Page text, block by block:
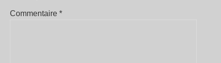
Commentaire *